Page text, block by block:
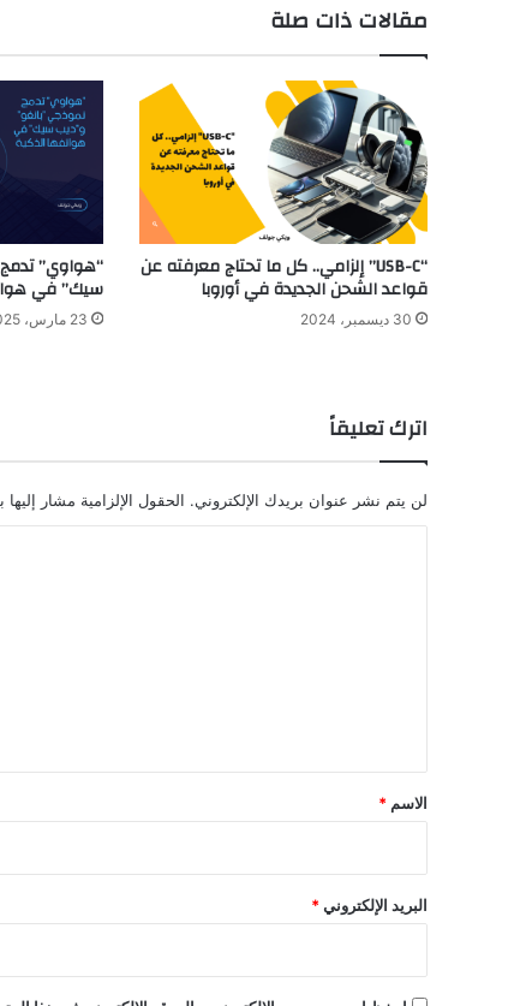
مقالات ذات صلة
“USB-C” إلزامي.. كل ما تحتاج معرفته عن
قواعد الشحن الجديدة في أوروبا
30 ديسمبر، 2024
“هواوي”
سيك” في
23 مارس، 2025
اترك تعليقاً
لن يتم نشر عنوان بريدك الإلكتروني. الحقول الإلزامية مشار إليها
*
الاسم *
البريد الإلكتروني *